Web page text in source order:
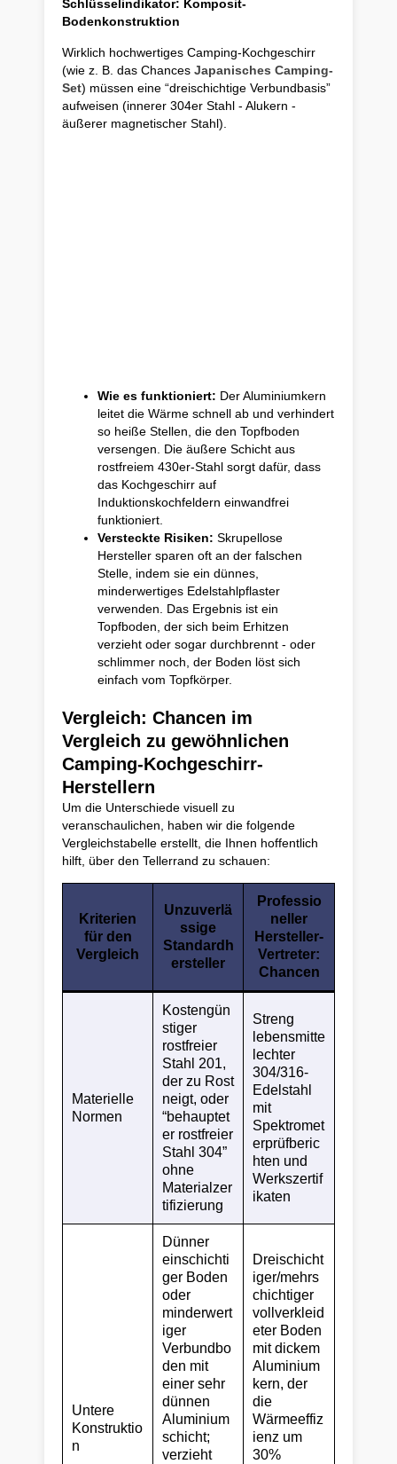
Schlüsselindikator: Komposit-
Bodenkonstruktion
Wirklich hochwertiges Camping-Kochgeschirr
(wie z. B. das Chances Japanisches Camping-
Set) müssen eine “dreischichtige Verbundbasis”
aufweisen (innerer 304er Stahl - Alukern -
äußerer magnetischer Stahl).
Wie es funktioniert: Der Aluminiumkern
leitet die Wärme schnell ab und verhindert
so heiße Stellen, die den Topfboden
versengen. Die äußere Schicht aus
rostfreiem 430er-Stahl sorgt dafür, dass
das Kochgeschirr auf
Induktionskochfeldern einwandfrei
funktioniert.
Versteckte Risiken: Skrupellose
Hersteller sparen oft an der falschen
Stelle, indem sie ein dünnes,
minderwertiges Edelstahlpflaster
verwenden. Das Ergebnis ist ein
Topfboden, der sich beim Erhitzen
verzieht oder sogar durchbrennt - oder
schlimmer noch, der Boden löst sich
einfach vom Topfkörper.
Vergleich: Chancen im
Vergleich zu gewöhnlichen
Camping-Kochgeschirr-
Herstellern
Um die Unterschiede visuell zu
veranschaulichen, haben wir die folgende
Vergleichstabelle erstellt, die Ihnen hoffentlich
hilft, über den Tellerrand zu schauen:
Kriterien
für den
Vergleich
Unzuverlä
ssige
Standardh
ersteller
Professio
neller
Hersteller-
Vertreter:
Chancen
Materielle
Normen
Kostengün
stiger
rostfreier
Stahl 201,
der zu Rost
neigt, oder
“behauptet
er rostfreier
Stahl 304”
ohne
Materialzer
tifizierung
Streng
lebensmitte
lechter
304/316-
Edelstahl
mit
Spektromet
erprüfberic
hten und
Werkszertif
ikaten
Untere
Konstruktio
n
Dünner
einschichti
ger Boden
oder
minderwert
iger
Verbundbo
den mit
einer sehr
dünnen
Aluminium
schicht;
verzieht
Dreischicht
iger/mehrs
chichtiger
vollverkleid
eter Boden
mit dickem
Aluminium
kern, der
die
Wärmeeffiz
ienz um
30%